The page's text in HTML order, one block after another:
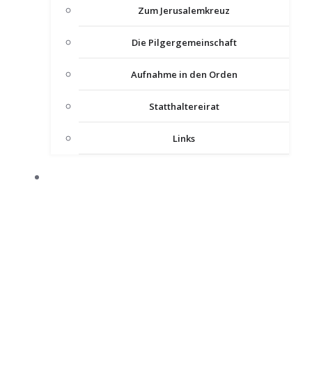
Zum Jerusalemkreuz
Die Pilgergemeinschaft
Aufnahme in den Orden
Statthaltereirat
Links